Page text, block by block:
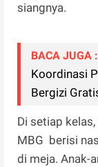
siangnya.
BACA JUGA :
Koordinasi
Bergizi
Di setiap
MBG berisi
di meja. Anak-